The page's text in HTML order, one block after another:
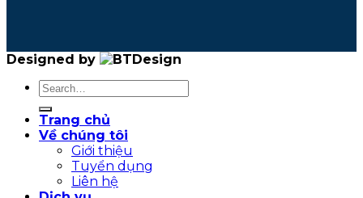
Designed by
Trang chủ
Về chúng tôi
Giới thiệu
Tuyển dụng
Liên hệ